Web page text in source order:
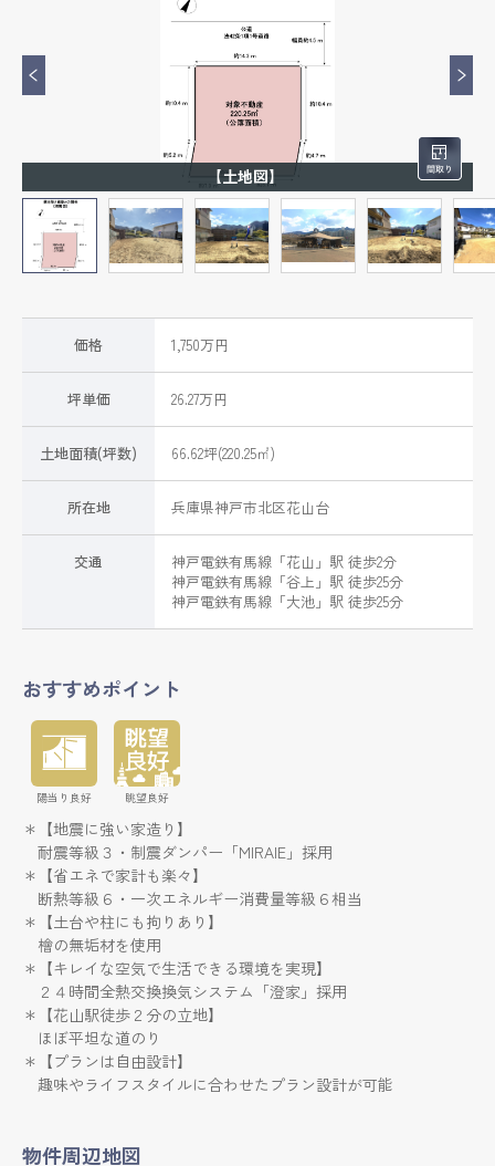
【土地図】
価格 1,750万円
坪単価 26.27万円
土地面積(坪数) 66.62坪(220.25㎡)
所在地 兵庫県神戸市北区花山台
交通 神戸電鉄有馬線 「花山 」駅 徒歩2分
神戸電鉄有馬線 「谷上 」駅 徒歩25分
神戸電鉄有馬線 「大池 」駅 徒歩25分
おすすめポイント
陽当り良好 眺望良好
＊【地震に強い家造り】
耐震等級３・制震ダンパー「MIRAIE」採用
＊【省エネで家計も楽々】
断熱等級６・一次エネルギー消費量等級６相当
＊【土台や柱にも拘りあり】
檜の無垢材を使用
＊【キレイな空気で生活できる環境を実現】
２４時間全熱交換換気システム「澄家」採用
＊【花山駅徒歩２分の立地】
ほぼ平坦な道のり
＊【プランは自由設計】
趣味やライフスタイルに合わせたプラン設計が可能
物件周辺地図